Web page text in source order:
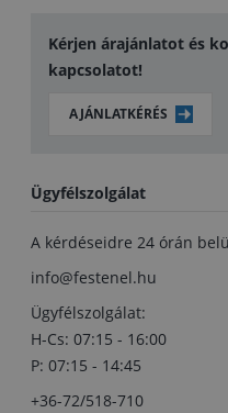
Kérjen árajánlatot és
kapcsolatot!
AJÁNLATKÉRÉS
Ügyfélszolgálat
A kérdéseidre 24 órán
info@festenel.hu
Ügyfélszolgálat:
H-Cs: 07:15 - 16:00
P: 07:15 - 14:45
+36-72/518-710